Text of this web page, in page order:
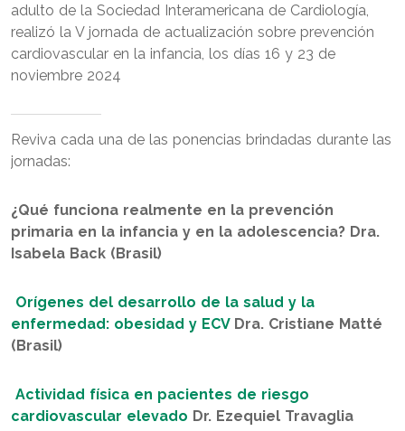
adulto de la Sociedad Interamericana de Cardiología,
realizó la V jornada de actualización sobre prevención
cardiovascular en la infancia, los días 16 y 23 de
noviembre 2024
Reviva cada una de las ponencias brindadas durante las
jornadas:
¿Qué funciona realmente en la prevención
primaria en la infancia y en la adolescencia? Dra.
Isabela Back (Brasil)
Orígenes del desarrollo de la salud y la
enfermedad: obesidad y ECVDra. Cristiane Matté
(Brasil)
Actividad física en pacientes de riesgo
cardiovascular elevado Dr. Ezequiel Travaglia